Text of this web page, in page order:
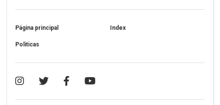
Página principal Index
Politicas